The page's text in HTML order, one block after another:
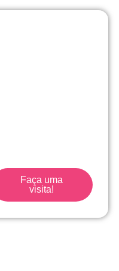
Faça uma
visita!